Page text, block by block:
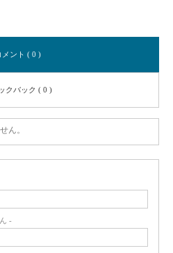
メント ( 0 )
クバック ( 0 )
ん。
-